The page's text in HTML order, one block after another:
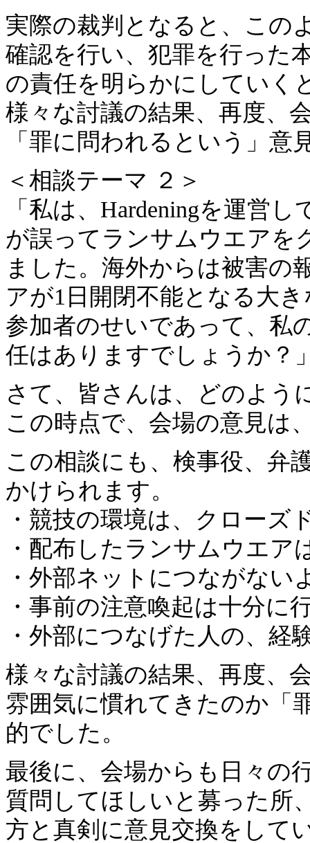
実際の裁判となると、この
確認を行い、犯罪を行った
の責任を明らかにしていく
様々な討議の結果、再度、
「罪に問われるという」
＜相談テーマ ２＞
「私は、Hardeningを運営
が誤ってランサムウエアを
ました。海外からは被害の
アが1日開閉不能となる大
参加者のせいであって、私
任はありますでしょうか？
さて、皆さんは、どのよう
この時点で、会場の意見は
この相談にも、検事役、弁
かけられます。
・競技の環境は、クローズ
・配布したランサムウエ
・外部ネットにつながな
・事前の注意喚起は十分に
・外部につなげた人の、経
様々な討議の結果、再度、
雰囲気に慣れてきたのか「
的でした。
最後に、会場からも日々の
質問してほしいと募った所
方と真剣に意見交換をして